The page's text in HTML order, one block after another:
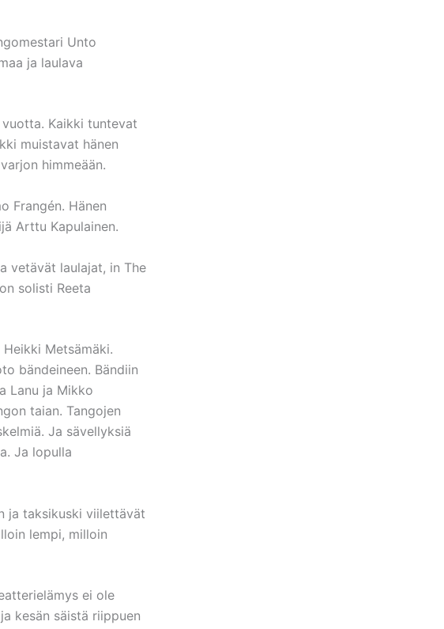
Unto
ja laulava
Kaikki tuntevat
muistavat hänen
himmeään.
Frangén. Hänen
Arttu Kapulainen.
vetävät laulajat, in The
solisti Reeta
Metsämäki.
bändeineen. Bändiin
Lanu ja Mikko
taian. Tangojen
Ja sävellyksiä
Ja lopulla
ja taksikuski viilettävät
lempi, milloin
ei ole
kesän säistä riippuen